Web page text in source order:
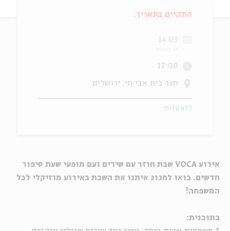
אירוע VOCA שבת חוזר עם שירים ועם מופעי שעת סיפור
חדשים. בואו לחגוג איתנו את השבת באירוע מוזיקלי לכל
המשפחה!
בתוכנית:
התקיים בתאריך:
14.09
17:00
חצר בית אבי חי, ירושלים
ללא עלות